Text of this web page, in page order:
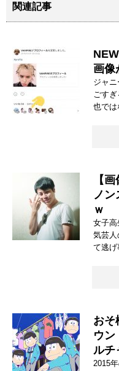
関連記事
画像
ジャ
ごす
也では
【
ノン
ｗ
女子高
気芸人
て逃げ
おそ
ウン
ルチ
2015